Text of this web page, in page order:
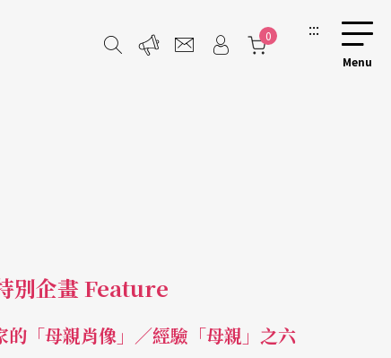
0 :::
別企畫 Feature
的「母親肖像」／經驗「母親」之六